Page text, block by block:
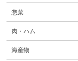
惣菜
肉・ハム
海産物